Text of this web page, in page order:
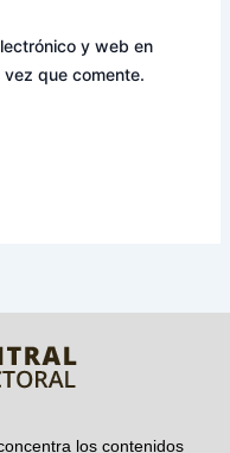
y web en
que comente.
los contenidos